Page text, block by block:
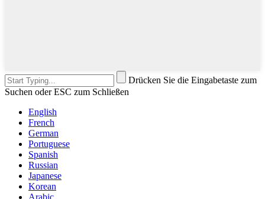
Drücken Sie die Eingabetaste zum
Suchen oder ESC zum Schließen
English
French
German
Portuguese
Spanish
Russian
Japanese
Korean
Arabic